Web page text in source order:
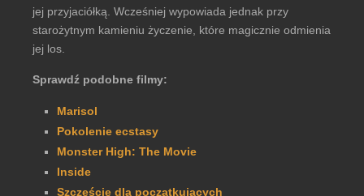
jej przyjaciółką. Wcześniej wypowiada jednak przy
starożytnym kamieniu życzenie, które magicznie odmienia
jej los.
Sprawdź podobne filmy:
Marisol
Pokolenie ecstasy
Monster High: The Movie
Inside
Szczęście dla początkujących